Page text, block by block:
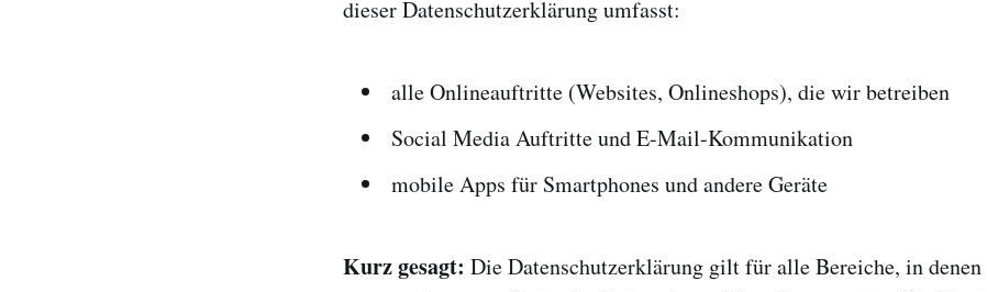
dieser Datenschutzerklärung umfasst:
alle Onlineauftritte (Websites, Onlineshops), die wir betreiben
Social Media Auftritte und E-Mail-Kommunikation
mobile Apps für Smartphones und andere Geräte
Kurz gesagt: Die Datenschutzerklärung gilt für alle Bereiche, in denen